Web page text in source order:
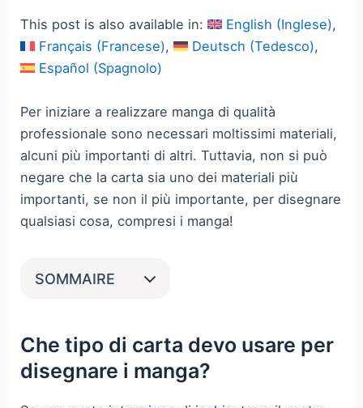
This post is also available in: English (Inglese)
Français (Francese) Deutsch (Tedesco)
Español (Spagnolo)
Per iniziare a realizzare manga di qualità
professionale sono necessari moltissimi materiali,
alcuni più importanti di altri. Tuttavia, non si può
negare che la carta sia uno dei materiali più
importanti, se non il più importante, per disegnare
qualsiasi cosa, compresi i manga!
SOMMAIRE
Che tipo di carta devo usare per
disegnare i manga?